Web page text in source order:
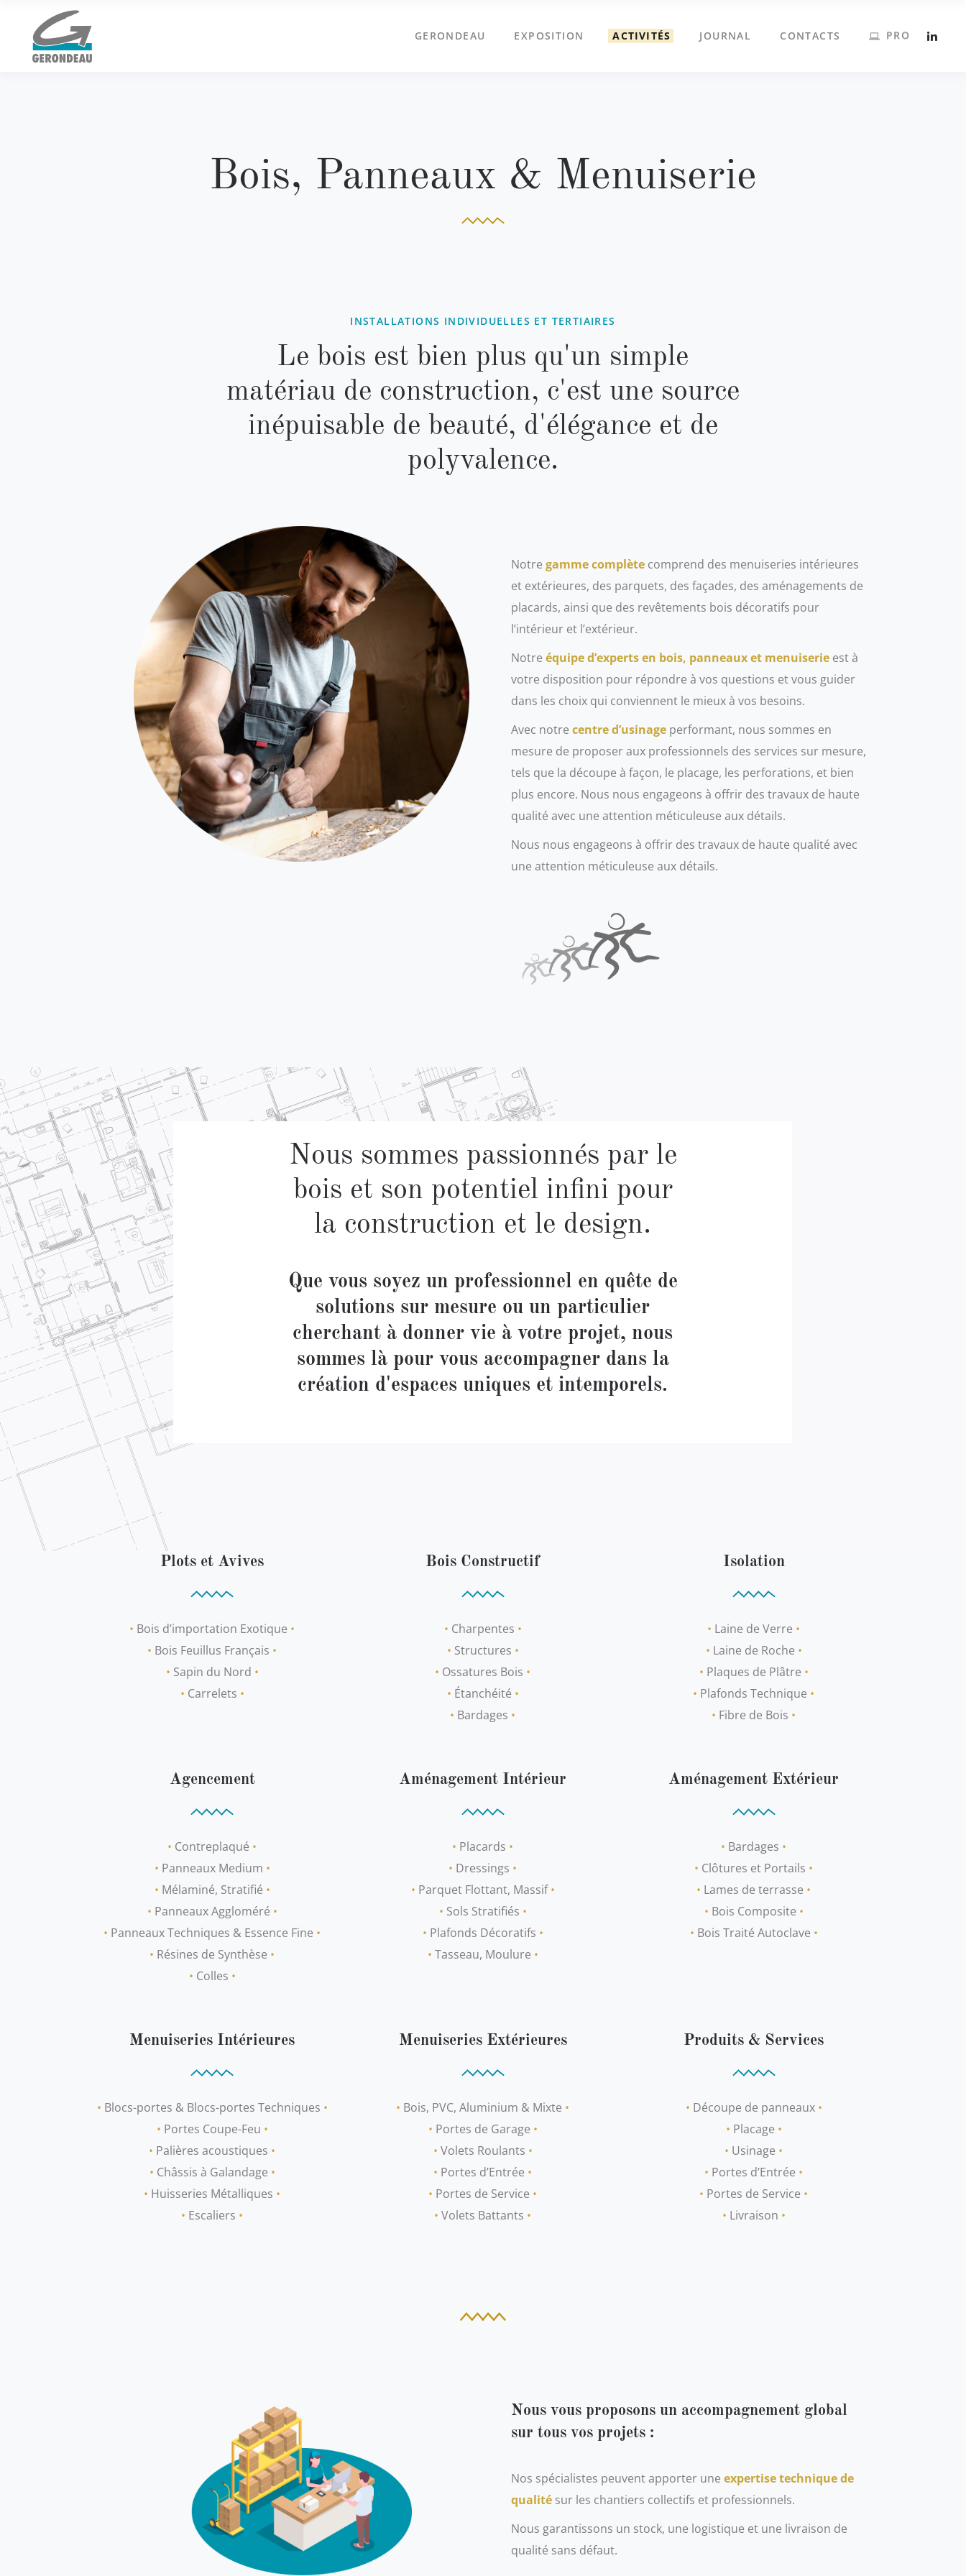
GERONDEAU EXPOSITION ACTIVITÉS JOURNAL CONTACTS PRO
Bois, Panneaux & Menuiserie
INSTALLATIONS INDIVIDUELLES ET TERTIAIRES
Le bois est bien plus qu'un simple
matériau de construction, c'est une source
inépuisable de beauté, d'élégance et de
polyvalence.
Notre gamme complète comprend des menuiseries intérieures
et extérieures, des parquets, des façades, des aménagements de
placards, ainsi que des revêtements bois décoratifs pour
l’intérieur et l’extérieur.
Notre équipe d’experts en bois, panneaux et menuiserie est à
votre disposition pour répondre à vos questions et vous guider
dans les choix qui conviennent le mieux à vos besoins.
Avec notre centre d’usinage performant, nous sommes en
mesure de proposer aux professionnels des services sur mesure,
tels que la découpe à façon, le placage, les perforations, et bien
plus encore. Nous nous engageons à offrir des travaux de haute
qualité avec une attention méticuleuse aux détails.
Nous nous engageons à offrir des travaux de haute qualité avec
une attention méticuleuse aux détails.
Nous sommes passionnés par le
bois et son potentiel infini pour
la construction et le design.
Que vous soyez un professionnel en quête de
solutions sur mesure ou un particulier
cherchant à donner vie à votre projet, nous
sommes là pour vous accompagner dans la
création d'espaces uniques et intemporels.
Plots et Avives
• Bois d’importation Exotique •
• Bois Feuillus Français •
• Sapin du Nord •
• Carrelets •
Bois Constructif
• Charpentes •
• Structures •
• Ossatures Bois •
• Étanchéité •
• Bardages •
Isolation
• Laine de Verre •
• Laine de Roche •
• Plaques de Plâtre •
• Plafonds Technique •
• Fibre de Bois •
Agencement
• Contreplaqué •
• Panneaux Medium •
• Mélaminé, Stratifié •
• Panneaux Aggloméré •
• Panneaux Techniques & Essence Fine •
• Résines de Synthèse •
• Colles •
Aménagement Intérieur
• Placards •
• Dressings •
• Parquet Flottant, Massif•
• Sols Stratifiés •
• Plafonds Décoratifs •
• Tasseau, Moulure •
Aménagement Extérieur
• Bardages •
• Clôtures et Portails •
• Lames de terrasse •
• Bois Composite •
• Bois Traité Autoclave •
Menuiseries Intérieures
• Blocs-portes & Blocs-portes Techniques •
• Portes Coupe-Feu •
• Palières acoustiques •
• Châssis à Galandage •
• Huisseries Métalliques •
• Escaliers •
Menuiseries Extérieures
• Bois, PVC, Aluminium & Mixte •
• Portes de Garage •
• Volets Roulants •
• Portes d’Entrée •
• Portes de Service •
• Volets Battants •
Produits & Services
• Découpe de panneaux •
• Placage •
• Usinage •
• Portes d’Entrée •
• Portes de Service •
• Livraison •
Nous vous proposons un accompagnement global
sur tous vos projets :
Nos spécialistes peuvent apporter une expertise technique de
qualité sur les chantiers collectifs et professionnels.
Nous garantissons un stock, une logistique et une livraison de
qualité sans défaut.